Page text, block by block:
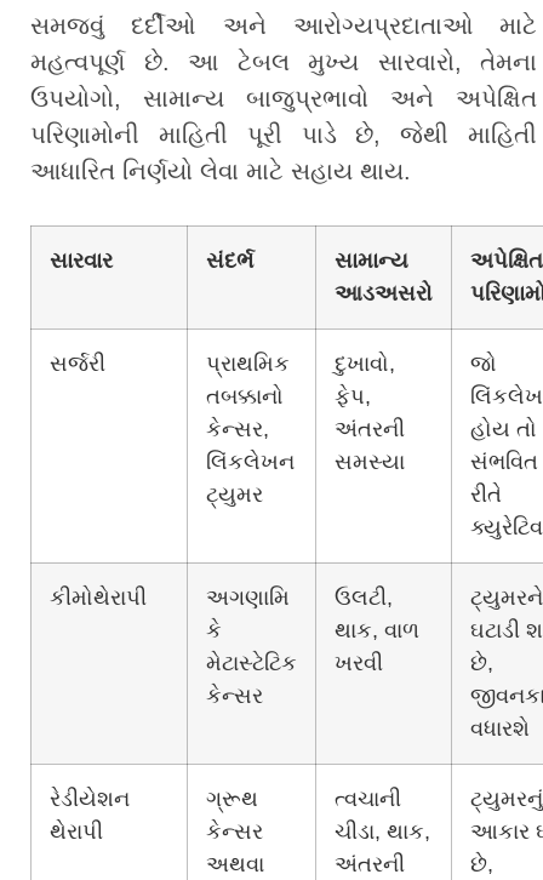
સમજવું દર્દીઓ અને આરોગ્યપ્રદાતાઓ માટે
મહત્વપૂર્ણ છે. આ ટેબલ મુખ્ય સારવારો, તેમના
ઉપયોગો, સામાન્ય બાજુપ્રભાવો અને અપેક્ષિત
પરિણામોની માહિતી પૂરી પાડે છે, જેથી માહિતી
આધારિત નિર્ણયો લેવા માટે સહાય થાય.
સારવાર સંદર્ભ
સામાન્ય
આડઅસરો
અપેક્ષિત
સર્જરી
પ્રાથમિક
તબક્કાનો
કેન્સર,
લિંકલેખન
ટ્યુમર
દુખાવો,
ફેપ,
અંતરની
સમસ્યા
જો
હોય તો
સંભવિત
રીતે
ક્યુરેટિવ
કીમોથેરાપી
અગણામિ
કે
મેટાસ્ટેટિક
કેન્સર
ઉલટી,
થાક, વાળ
ખરવી
ટ્યુમરને
ઘટાડી
છે,
વધારશે
રેડીયેશન
થેરાપી
ગ્રૂથ
કેન્સર
અથવા
ત્વચાની
ચીડા, થાક,
અંતરની
ટ્યુમરનું
આકાર
છે,